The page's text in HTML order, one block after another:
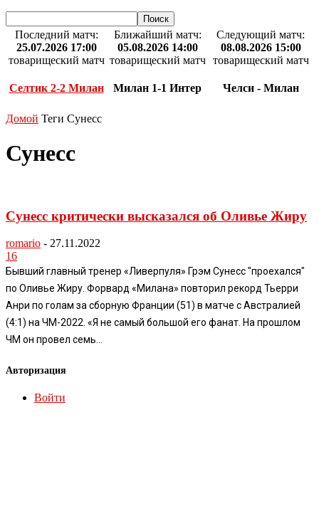
Последний матч:
25.07.2026 17:00
товарищеский матч
Селтик 2-2 Милан
Ближайший матч:
05.08.2026 14:00
товарищеский матч
Милан 1-1 Интер
Следующий матч:
08.08.2026 15:00
товарищеский матч
Челси - Милан
Домой Теги Сунесс
Сунесс
Сунесс критически высказался об Оливье Жиру
romario - 27.11.2022
16
Бывший главный тренер «Ливерпуля» Грэм Сунесс "проехался"
по Оливье Жиру. Форвард «Милана» повторил рекорд Тьерри
Анри по голам за сборную Франции (51) в матче с Австралией
(4:1) на ЧМ-2022. «Я не самый большой его фанат. На прошлом
ЧМ он провел семь...
Авторизация
Войти